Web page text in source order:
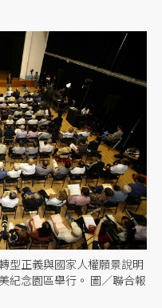
型正義與國家人權願景說明
紀念園區舉行。 圖／聯合報